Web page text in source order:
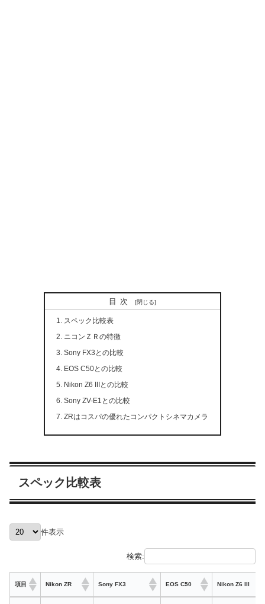
目次
スペック比較表
ニコンＺＲの特徴
Sony FX3との比較
EOS C50との比較
Nikon Z6 IIIとの比較
Sony ZV-E1との比較
ZRはコスパの優れたコンパクトシネマカメラ
スペック比較表
件表示
検索:
項目 Nikon ZR Sony FX3 EOS C50 Nikon Z6 III